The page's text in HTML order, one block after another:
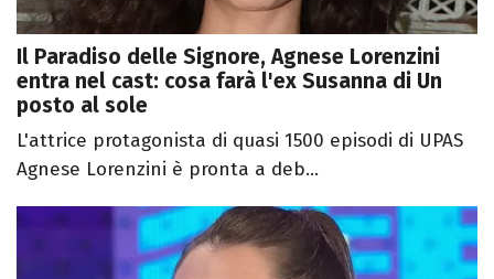
Il Paradiso delle Signore, Agnese Lorenzini
entra nel cast: cosa farà l'ex Susanna di Un
posto al sole
L'attrice protagonista di quasi 1500 episodi di UPAS
Agnese Lorenzini è pronta a deb...